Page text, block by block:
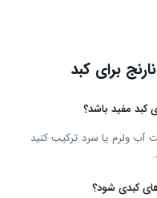
برای کبد
کبد مفید باشد؟
ولرم یا سرد ترکیب کنید
کبدی شود؟